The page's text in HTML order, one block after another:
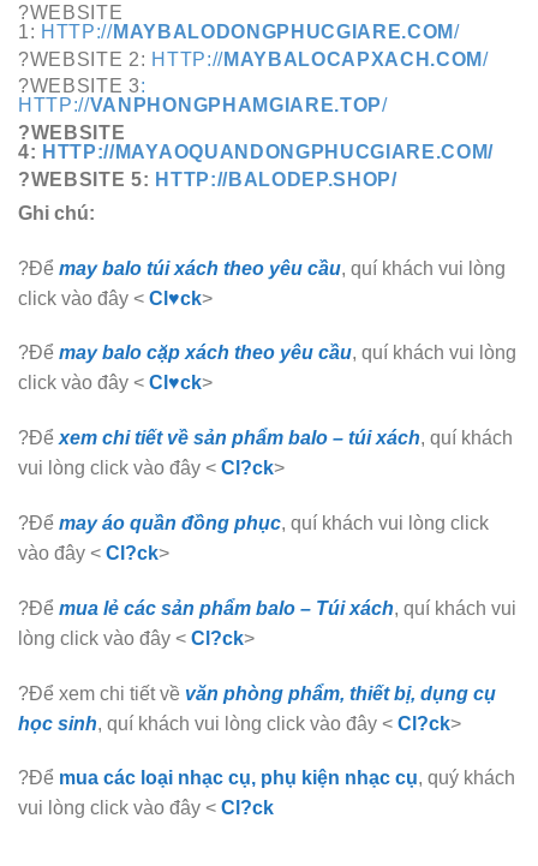
?WEBSITE
1: HTTP://MAYBALODONGPHUCGIARE.COM/
?WEBSITE 2: HTTP://MAYBALOCAPXACH.COM/
?WEBSITE 3:
HTTP://VANPHONGPHAMGIARE.TOP/
?WEBSITE
4: HTTP://MAYAOQUANDONGPHUCGIARE.COM/
?WEBSITE 5: HTTP://BALODEP.SHOP/
Ghi chú:
?Để may balo túi xách theo yêu cầu, quí khách vui lòng
click vào đây < Cl♥ck>
?Để may balo cặp xách theo yêu cầu, quí khách vui lòng
click vào đây < Cl♥ck>
?Để xem chi tiết về sản phẩm balo – túi xách, quí khách
vui lòng click vào đây < Cl?ck>
?Để may áo quần đồng phục, quí khách vui lòng click
vào đây < Cl?ck>
?Để mua lẻ các sản phẩm balo – Túi xách, quí khách vui
lòng click vào đây < Cl?ck>
?Để xem chi tiết về văn phòng phẩm, thiết bị, dụng cụ
học sinh, quí khách vui lòng click vào đây < Cl?ck>
?Để mua các loại nhạc cụ, phụ kiện nhạc cụ, quý khách
vui lòng click vào đây < Cl?ck